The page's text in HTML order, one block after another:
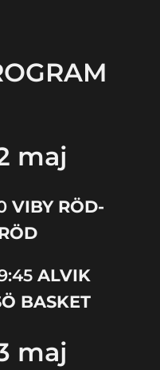
maj
VIBY RÖD-
ALVIK
BASKET
maj